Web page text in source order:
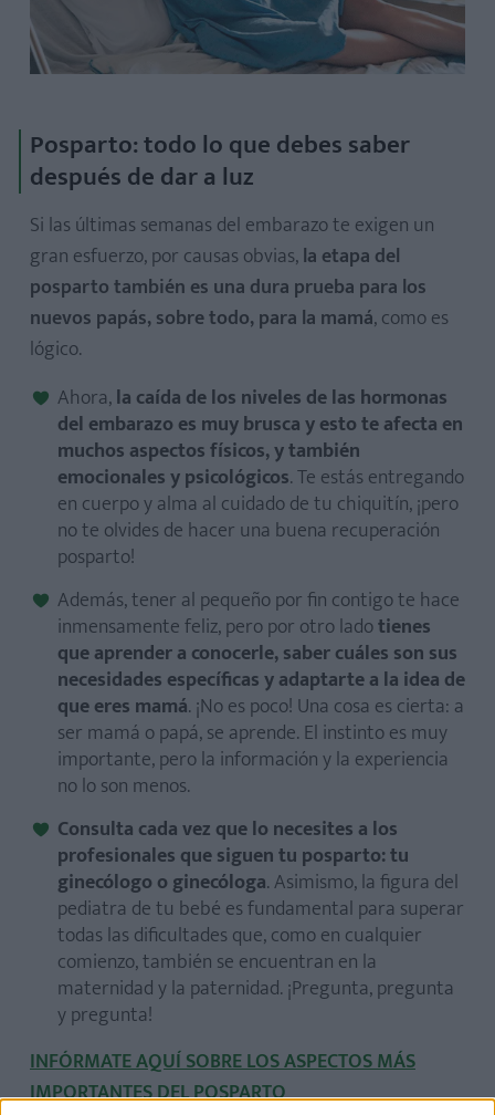
Posparto: todo lo que debes saber
después de dar a luz
Si las últimas semanas del embarazo te exigen un
gran esfuerzo, por causas obvias,la etapa del
posparto también es una dura prueba para los
nuevos papás, sobre todo, para la mamá, como es
lógico.
Ahora,la caída de los niveles de las hormonas
del embarazo es muy brusca y esto te afecta en
muchos aspectos físicos, y también
emocionales y psicológicos. Te estás entregando
en cuerpo y alma al cuidado de tu chiquitín, ¡pero
no te olvides de hacer una buena recuperación
posparto!
Además, tener al pequeño por fin contigo te hace
inmensamente feliz, pero por otro ladotienes
que aprender a conocerle, saber cuáles son sus
necesidades específicas y adaptarte a la idea de
que eres mamá. ¡No es poco! Una cosa es cierta: a
ser mamá o papá, se aprende. El instinto es muy
importante, pero la información y la experiencia
no lo son menos.
Consulta cada vez que lo necesites a los
profesionales que siguen tu posparto: tu
ginecólogo o ginecóloga. Asimismo, la figura del
pediatra de tu bebé es fundamental para superar
todas las dificultades que, como en cualquier
comienzo, también se encuentran en la
maternidad y la paternidad. ¡Pregunta, pregunta
y pregunta!
INFÓRMATE AQUÍ SOBRE LOS ASPECTOS MÁS
IMPORTANTES DEL POSPARTO